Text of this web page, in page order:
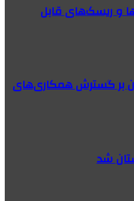
و ریسک‌های قابل
بر گسترش همکاری‌های
شد